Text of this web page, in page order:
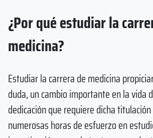
¿Por qué estudiar la
medicina?
Estudiar la carrera de medicina
duda, un cambio importante en la vida
dedicación que requiere dicha
numerosas horas de esfuerzo en